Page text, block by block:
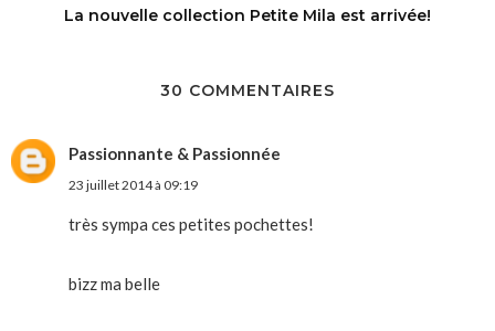
La nouvelle collection Petite Mila est arrivée!
30 COMMENTAIRES
Passionnante & Passionnée
23 juillet 2014 à 09:19
très sympa ces petites pochettes!
bizz ma belle